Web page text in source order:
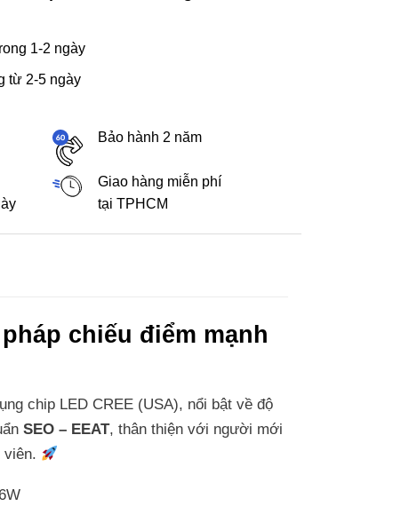
1-2 ngày
từ 2-5 ngày
Bảo hành 2 năm
Giao hàng miễn phí
tại TPHCM
chiếu điểm mạnh
chip LED CREE (USA), nổi bật về độ
SEO – EEAT, thân thiện với người mới
viên.